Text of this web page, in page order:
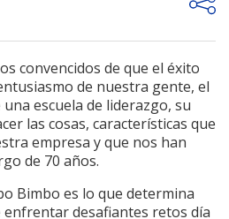
convencidos de que el éxito
de nuestra gente, el
escuela de liderazgo, su
las cosas, características que
empresa y que nos han
de 70 años.
Bimbo es lo que determina
enfrentar desafiantes retos día